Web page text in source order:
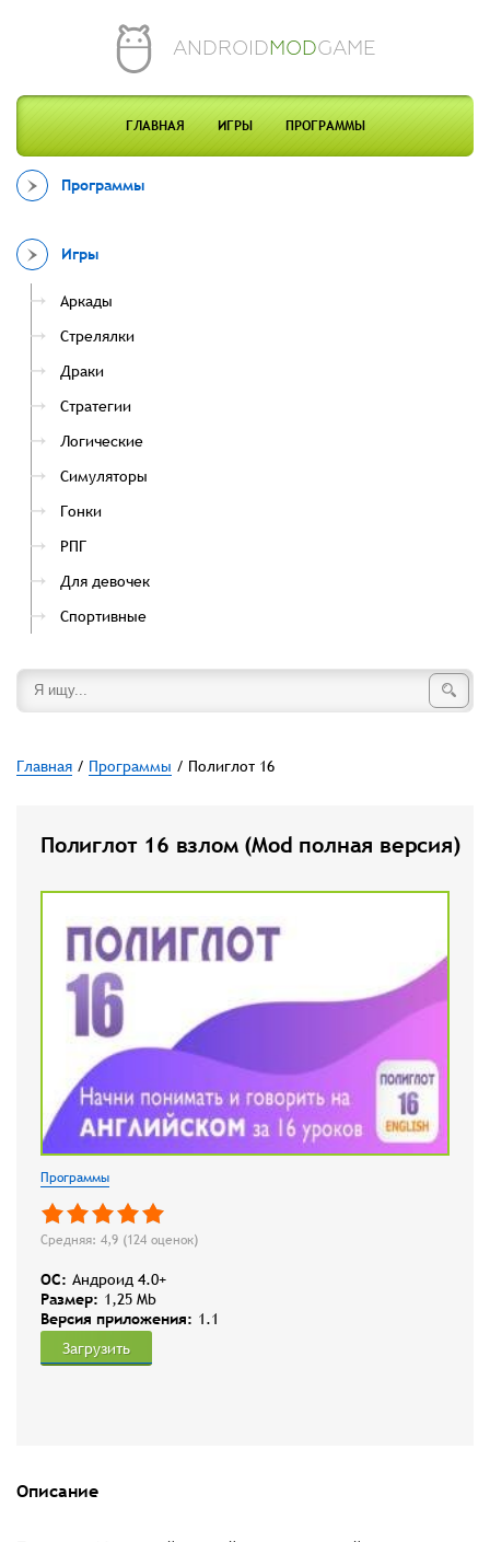
ANDROIDMODGAME
ГЛАВНАЯ ИГРЫ ПРОГРАММЫ
Программы
Игры
Аркады
Стрелялки
Драки
Стратегии
Логические
Симуляторы
Гонки
РПГ
Для девочек
Спортивные
Главная / Программы / Полиглот 16
Полиглот 16 взлом (Mod полная версия)
Программы
Средняя: 4,9 (124 оценок)
OC: Андроид 4.0+
Размер: 1,25 Mb
Версия приложения: 1.1
Загрузить
Описание